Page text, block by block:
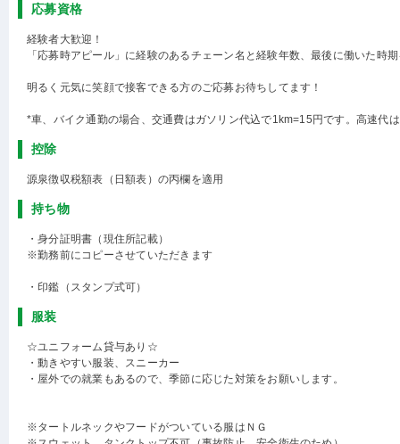
応募資格
経験者大歓迎！
「応募時アピール」に経験のあるチェーン名と経験年数、最後に働いた時
明るく元気に笑顔で接客できる方のご応募お待ちしてます！
*車、バイク通勤の場合、交通費はガソリン代込で1km=15円です。高速代
控除
源泉徴収税額表（日額表）の丙欄を適用
持ち物
・身分証明書（現住所記載）
※勤務前にコピーさせていただきます
・印鑑（スタンプ式可）
服装
☆ユニフォーム貸与あり☆
・動きやすい服装、スニーカー
・屋外での就業もあるので、季節に応じた対策をお願いします。
※タートルネックやフードがついている服はＮＧ